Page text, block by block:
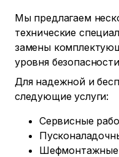
Мы предлагаем
технические
замены
уровня
Для надежной и
следующие услуги:
Сервисные
Шефмонтажные